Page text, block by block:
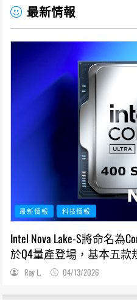
最新情報
最新情報 科技情報
Intel Nova Lake-S將命名為
於Q4量產登場，基本五款
Ray L. 04/13/2026